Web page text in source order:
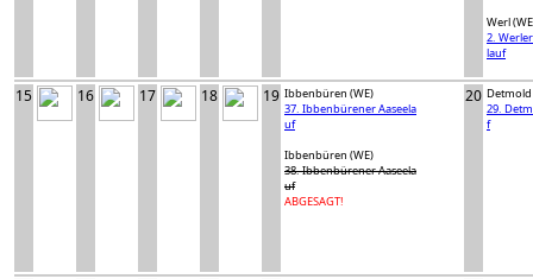
Werl
2.
lauf
15 16 17 18 19 Ibbenbüren (WE)
37. Ibbenbürener Aaseela
uf
Ibbenbüren (WE)
38. Ibbenbürener Aaseela
uf
ABGESAGT!
20 Detmold
29.
f